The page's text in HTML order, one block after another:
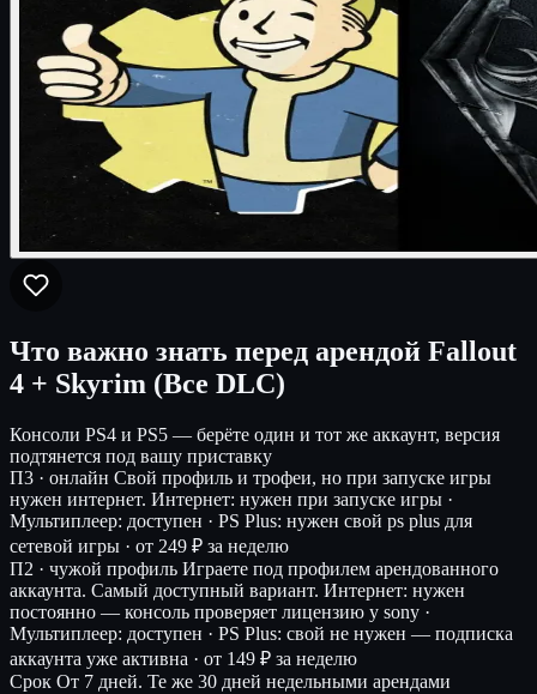
Что важно знать перед арендой Fallout
4 + Skyrim (Все DLC)
Консоли PS4 и PS5 — берёте один и тот же аккаунт, версия
подтянется под вашу приставку
П3 · онлайн Свой профиль и трофеи, но при запуске игры
нужен интернет. Интернет: нужен при запуске игры ·
Мультиплеер: доступен · PS Plus: нужен свой ps plus для
сетевой игры · от 249 ₽ за неделю
П2 · чужой профиль Играете под профилем арендованного
аккаунта. Самый доступный вариант. Интернет: нужен
постоянно — консоль проверяет лицензию у sony ·
Мультиплеер: доступен · PS Plus: свой не нужен — подписка
аккаунта уже активна · от 149 ₽ за неделю
Срок От 7 дней. Те же 30 дней недельными арендами